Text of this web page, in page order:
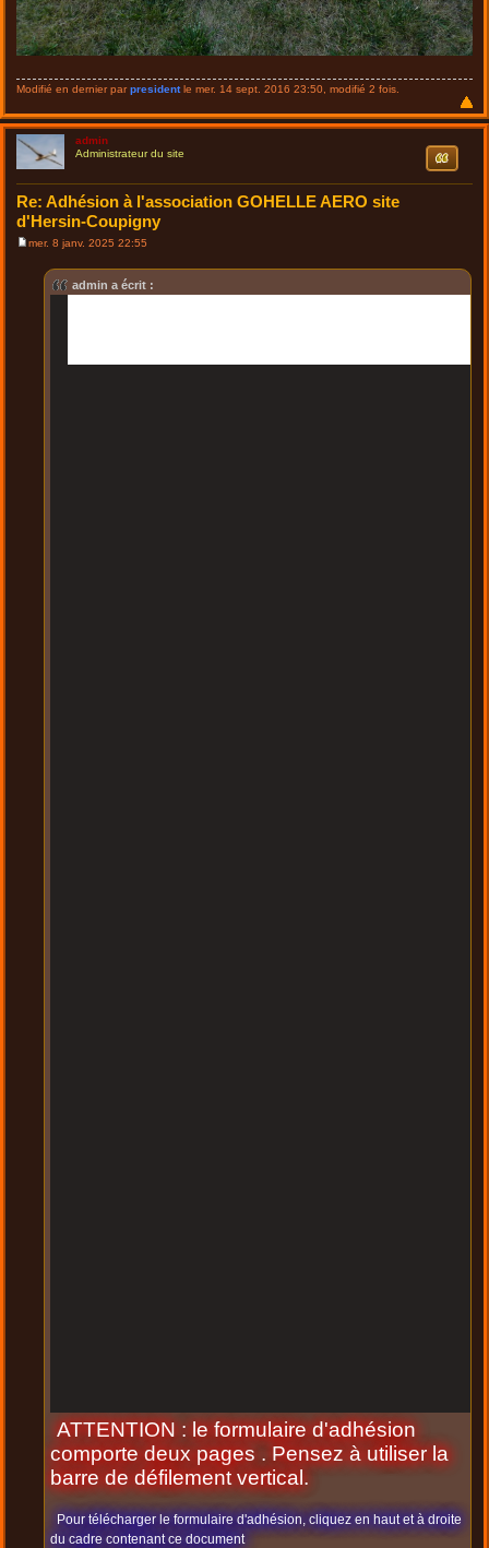
Modifié en dernier parpresidentle mer. 14 sept. 2016 23:50, modifié 2 fois.
admin
Administrateur du site
Re: Adhésion à l'association GOHELLE AERO site
d'Hersin-Coupigny
Citation
mer. 8 janv. 2025 22:55
admin a écrit :
ATTENTION : le formulaire d'adhésion
comporte deux pages . Pensez à utiliser la
barre de défilement vertical.
Pour télécharger le formulaire d'adhésion, cliquez en haut et à droite
du cadre contenant ce document